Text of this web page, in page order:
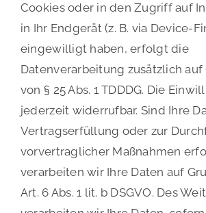
Cookies oder in den Zugriff auf
in Ihr Endgerät (z. B. via Device-
eingewilligt haben, erfolgt die
Datenverarbeitung zusätzlich
von § 25 Abs. 1 TDDDG. Die
jederzeit widerrufbar. Sind Ihre
Vertragserfüllung oder zur
vorvertraglicher Maßnahmen
verarbeiten wir Ihre Daten auf
Art. 6 Abs. 1 lit. b DSGVO. Des